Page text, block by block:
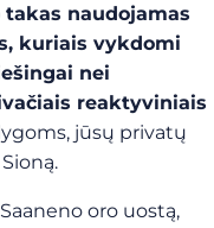
naudojamas
kuriais vykdomi
nei
reaktyviniais
jūsų privatų
oro uostą,